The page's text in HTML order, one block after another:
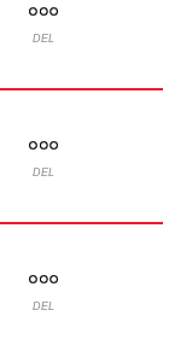
DEL
DEL
DEL